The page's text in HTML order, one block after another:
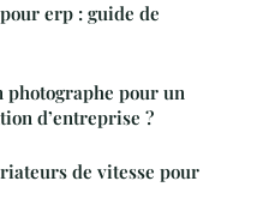
erp : guide de
photographe pour un
d’entreprise ?
de vitesse pour